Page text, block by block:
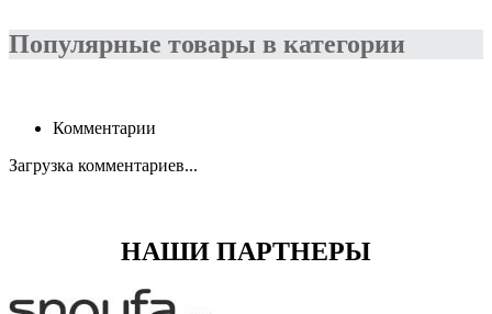
Популярные товары в категории
Комментарии
Загрузка комментариев...
НАШИ ПАРТНЕРЫ